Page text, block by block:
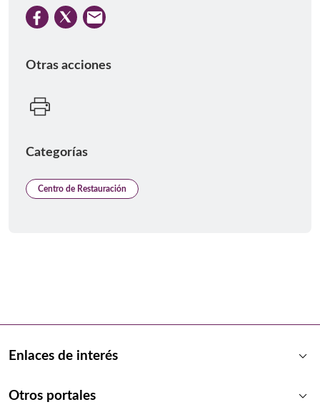
Otras acciones
Categorías
Centro de Restauración
Enlaces de interés keyboard_arrow_down
Otros portales keyboard_arrow_down